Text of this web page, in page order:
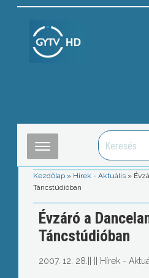
Kezdőlap » Hírek - Aktuális »
Táncstúdióban
Évzáró a
Táncstúdióban
2007. 12. 28. Hírek -